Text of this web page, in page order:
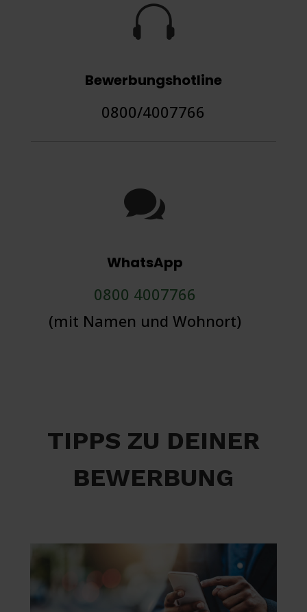

Bewerbungshotline
0800/4007766

WhatsApp
0800 4007766
(mit Namen und Wohnort)
TIPPS ZU DEINER
BEWERBUNG